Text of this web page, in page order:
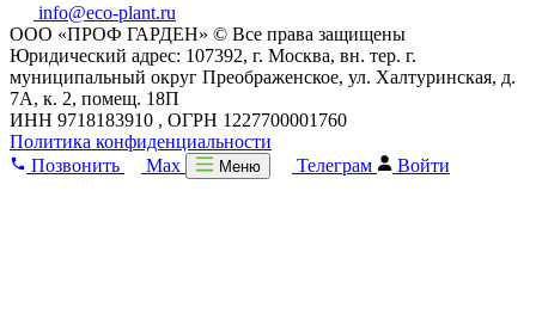
info@eco-plant.ru
ООО «ПРОФ ГАРДЕН» © Все права защищены
Юридический адрес: 107392, г. Москва, вн. тер. г.
муниципальный округ Преображенское, ул. Халтуринская, д.
7А, к. 2, помещ. 18П
ИНН 9718183910 , ОГРН 1227700001760
Политика конфиденциальности
Позвонить
Max Меню Телеграм Войти